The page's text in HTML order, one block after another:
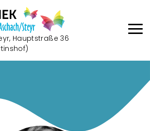
Direkt zum Inhalt
Hauptstraße 36